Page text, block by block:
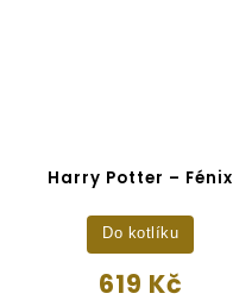
Harry Potter – Fénix
619 Kč
Do kotlíku